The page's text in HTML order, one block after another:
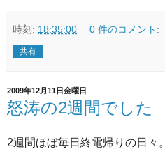
時刻: 18:35:00 0 件のコメント:
共有
2009年12月11日金曜日
怒涛の2週間でした
2週間ほぼ毎日終電帰りの日々。